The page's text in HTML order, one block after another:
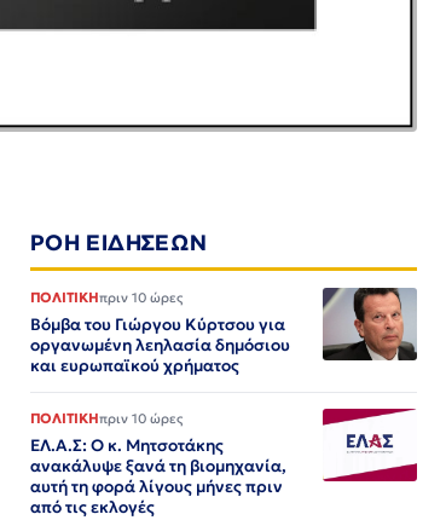
ΡΟΗ ΕΙΔΗΣΕΩΝ
ΠΟΛΙΤΙΚΗπριν 10 ώρες
Βόμβα του Γιώργου Κύρτσου για
οργανωμένη λεηλασία δημόσιου
και ευρωπαϊκού χρήματος
ΠΟΛΙΤΙΚΗπριν 10 ώρες
ΕΛ.Α.Σ: Ο κ. Μητσοτάκης
ανακάλυψε ξανά τη βιομηχανία,
αυτή τη φορά λίγους μήνες πριν
από τις εκλογές